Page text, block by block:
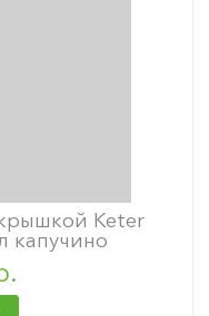
Keter
капучино